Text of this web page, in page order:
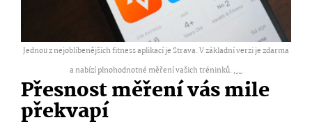
Jednou z nejoblíbenějších fitness aplikací je Strava. V základní verzi je zdarma
a nabízí plnohodnotné měření vašich tréninků. ,...
Přesnost měření vás mile
překvapí